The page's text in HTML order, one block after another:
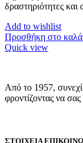
δραστηριότητες και
Add to wishlist
Προσθήκη στο
Quick view
Από το 1957,
φροντίζοντας να
ΣΤΟΙΧΕΙΑ